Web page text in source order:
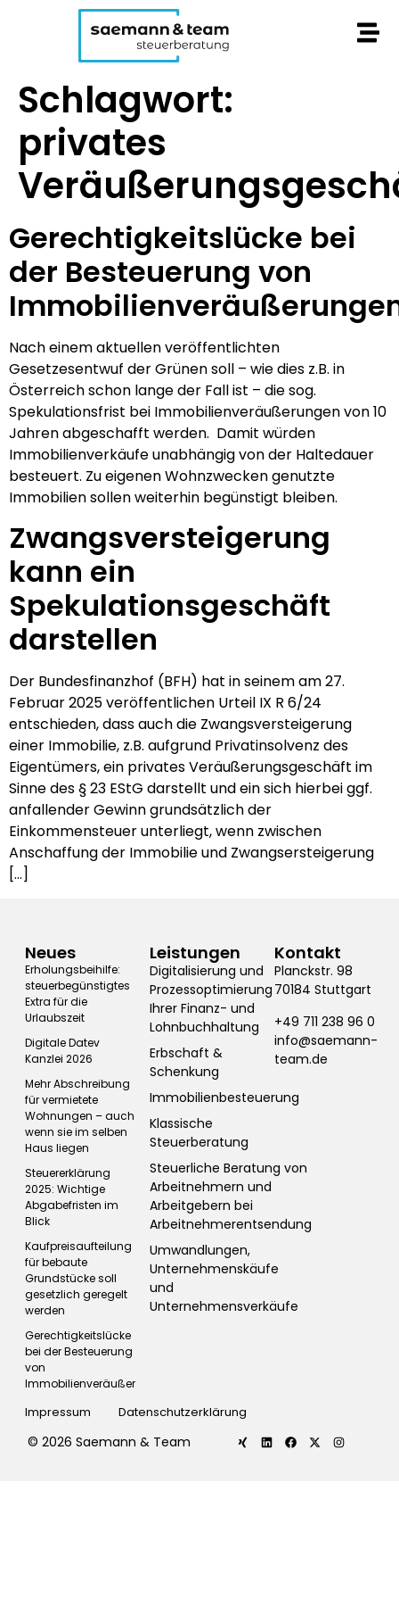
Schlagwort:
privates
Gerechtigkeitslücke bei
der Besteuerung von
Nach einem aktuellen veröffentlichten
Gesetzesentwuf der Grünen soll – wie dies z.B. in
Österreich schon lange der Fall ist – die sog.
Spekulationsfrist bei Immobilienveräußerungen von 10
Jahren abgeschafft werden. Damit würden
Immobilienverkäufe unabhängig von der Haltedauer
besteuert. Zu eigenen Wohnzwecken genutzte
Immobilien sollen weiterhin begünstigt bleiben.
Zwangsversteigerung
kann ein
Spekulationsgeschäft
darstellen
Der Bundesfinanzhof (BFH) hat in seinem am 27.
Februar 2025 veröffentlichen Urteil IX R 6/24
entschieden, dass auch die Zwangsversteigerung
einer Immobilie, z.B. aufgrund Privatinsolvenz des
Eigentümers, ein privates Veräußerungsgeschäft im
Sinne des § 23 EStG darstellt und ein sich hierbei ggf.
anfallender Gewinn grundsätzlich der
Einkommensteuer unterliegt, wenn zwischen
Anschaffung der Immobilie und Zwangsersteigerung
[…]
Neues
Erholungsbeihilfe:
steuerbegünstigtes
Extra für die
Urlaubszeit
Digitale Datev
Kanzlei 2026
Mehr Abschreibung
für vermietete
Wohnungen – auch
wenn sie im selben
Haus liegen
Steuererklärung
2025: Wichtige
Abgabefristen im
Blick
Kaufpreisaufteilung
für bebaute
Grundstücke soll
gesetzlich geregelt
werden
Gerechtigkeitslücke
bei der Besteuerung
von
Immobilienveräußerungen
Leistungen
Digitalisierung und
Prozessoptimierung
Ihrer Finanz- und
Lohnbuchhaltung
Erbschaft &
Schenkung
Immobilienbesteuerung
Klassische
Steuerberatung
Steuerliche Beratung von
Arbeitnehmern und
Arbeitgebern bei
Arbeitnehmerentsendung
Umwandlungen,
Unternehmenskäufe
und
Unternehmensverkäufe
Kontakt
Planckstr. 98
70184 Stuttgart
+49 711 238 96 0
info@saemann-
team.de
Impressum Datenschutzerklärung
© 2026 Saemann & Team